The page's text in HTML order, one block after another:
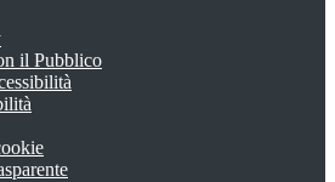
il Pubblico